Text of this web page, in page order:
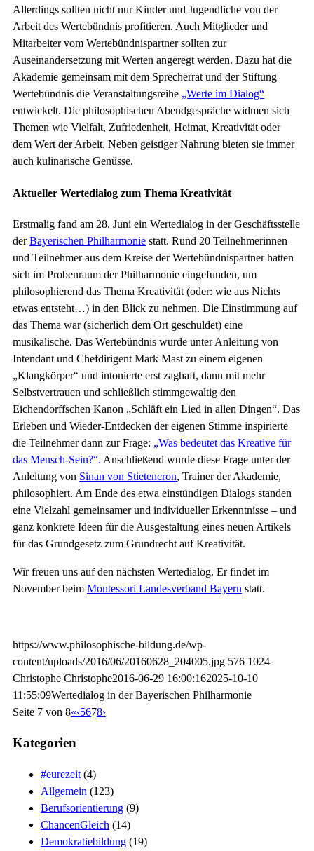
Allerdings sollten nicht nur Kinder und Jugendliche von der
Arbeit des Wertebündnis profitieren. Auch Mitglieder und
Mitarbeiter vom Wertebündnispartner sollten zur
Auseinandersetzung mit Werten angeregt werden. Dazu hat die
Akademie gemeinsam mit dem Sprecherrat und der Stiftung
Wertebündnis die Veranstaltungsreihe „Werte im Dialog“
entwickelt. Die philosophischen Abendgespräche widmen sich
Themen wie Vielfalt, Zufriedenheit, Heimat, Kreativität oder
dem Wert der Arbeit. Neben geistiger Nahrung bieten sie immer
auch kulinarische Genüsse.
Aktueller Wertedialog zum Thema Kreativität
Erstmalig fand am 28. Juni ein Wertedialog in der Geschäftsstelle
derBayerischen Philharmonie statt. Rund 20 Teilnehmerinnen
und Teilnehmer aus dem Kreise der Wertebündnispartner hatten
sich im Probenraum der Philharmonie eingefunden, um
philosophierend das Thema Kreativität (oder: wie aus Nichts
etwas entsteht…) in den Blick zu nehmen. Die Einstimmung auf
das Thema war (sicherlich dem Ort geschuldet) eine
musikalische. Das Wertebündnis wurde unter Anleitung von
Intendant und Chefdirigent Mark Mast zu einem eigenen
„Klangkörper“ und intonierte erst zaghaft, dann mit mehr
Selbstvertrauen und schließlich stimmgewaltig den
Eichendorffschen Kanon „Schläft ein Lied in allen Dingen“. Das
Erleben und Wieder-Entdecken der eigenen Stimme inspirierte
die Teilnehmer dann zur Frage: „Was bedeutet das Kreative für
das Mensch-Sein?“. Anschließend wurde diese Frage unter der
Anleitung von Sinan von Stietencron, Trainer der Akademie,
philosophiert. Am Ende des etwa einstündigen Dialogs standen
eine Vielzahl gemeinsamer und individueller Erkenntnisse – und
ganz konkrete Ideen für die Ausgestaltung eines neuen Artikels
für das Grundgesetz zum Grundrecht auf Kreativität.
Wir freuen uns auf den nächsten Wertedialog. Er findet im
November beim Montessori Landesverband Bayern statt.
https://www.philosophische-bildung.de/wp-
content/uploads/2016/06/20160628_204005.jpg 576 1024
Christophe Christophe2016-06-29 16:00:162025-10-10
11:55:09Wertedialog in der Bayerischen Philharmonie
Seite 7 von 8«‹5678›
Kategorien
#eurezeit (4)
Allgemein (123)
Berufsorientierung (9)
ChancenGleich (14)
Demokratiebildung (19)